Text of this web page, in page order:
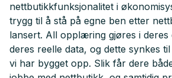
nettbutikkfunksjonalitet i
trygg til å stå på egne ben etter
lansert. All opplæring gjøres i deres
deres reelle data, og dette synkes
vi har bygget opp. Slik får dere